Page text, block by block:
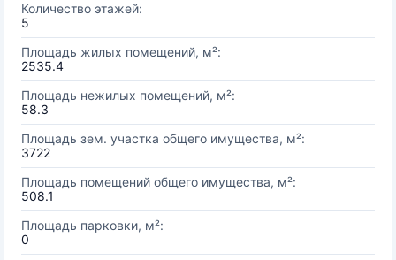
Количество этажей:
5
Площадь жилых помещений, м²:
2535.4
Площадь нежилых помещений, м²:
58.3
Площадь зем. участка общего имущества, м²:
3722
Площадь помещений общего имущества, м²:
508.1
Площадь парковки, м²:
0